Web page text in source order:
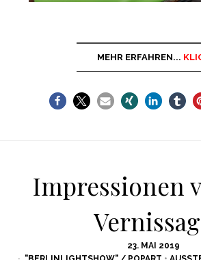
MEHR ERFAHREN...
Impressionen
POSTED
ON
23. MAI 2019